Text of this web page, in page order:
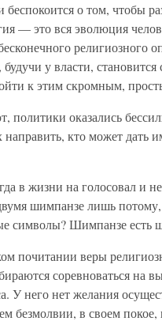
о том, чтобы
— это вся эволюция
у власти,
к этим скромным,
политики оказались
кто может дать
в жизни на голосовал и не
шимпанзе лишь
символы? Шимпанзе есть
почитании веры
соревноваться на
У него нет желания
безмолвии, в своем